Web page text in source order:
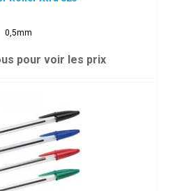
0,5mm
pour voir les prix